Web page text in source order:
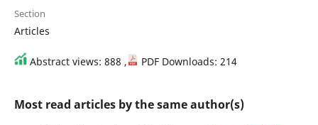
Section
Articles
Abstract views: 888 , PDF Downloads: 214
Most read articles by the same author(s)